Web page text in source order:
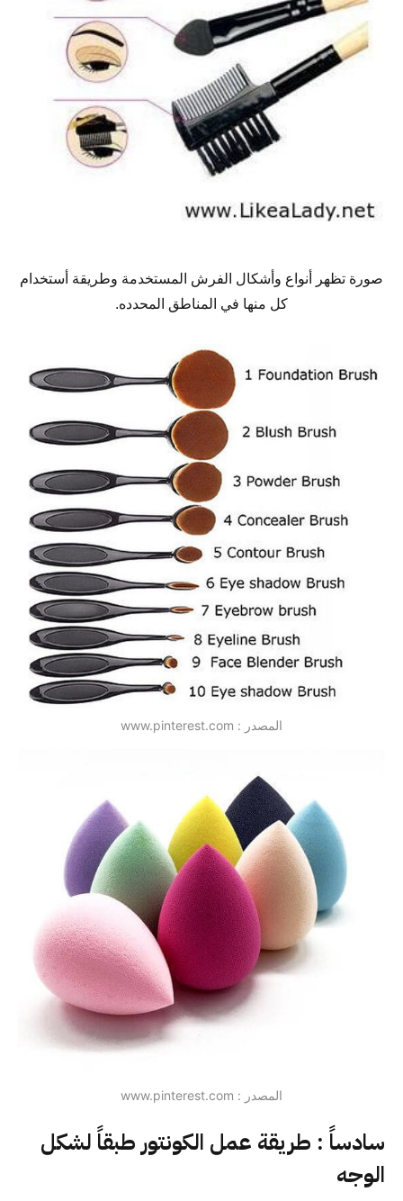
صورة تظهر أنواع وأشكال الفرش المستخدمة وطريقة أستخدام
كل منها في المناطق المحدده.
المصدر : www.pinterest.com
المصدر : www.pinterest.com
سادساً : طريقة عمل الكونتور طبقاً لشكل
الوجه